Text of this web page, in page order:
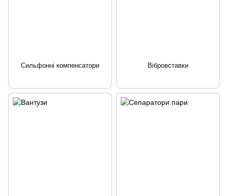
Сильфонні компенсатори Вібровставки